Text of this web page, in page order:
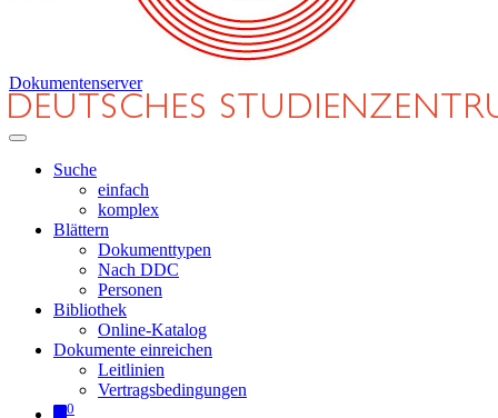
Dokumentenserver
Suche
einfach
komplex
Blättern
Dokumenttypen
Nach DDC
Personen
Bibliothek
Online-Katalog
Dokumente einreichen
Leitlinien
Vertragsbedingungen
0